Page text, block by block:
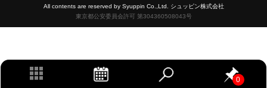
0
All contents are reserved by Syuppin Co.,Ltd. シュッピン株式会社
東京都公安委員会許可 第304360508043号